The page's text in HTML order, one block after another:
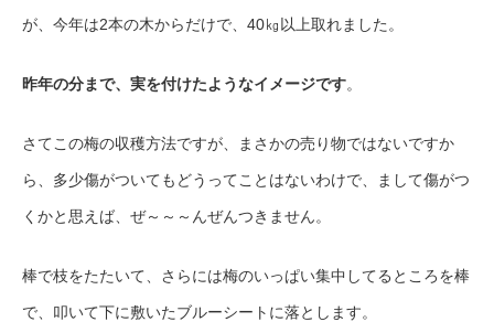
が、今年は2本の木からだけで、40㎏以上取れました。
昨年の分まで、実を付けたようなイメージです。
さてこの梅の収穫方法ですが、まさかの売り物ではないですか
ら、多少傷がついてもどうってことはないわけで、まして傷がつ
くかと思えば、ぜ～～～んぜんつきません。
棒で枝をたたいて、さらには梅のいっぱい集中してるところを棒
で、叩いて下に敷いたブルーシートに落とします。